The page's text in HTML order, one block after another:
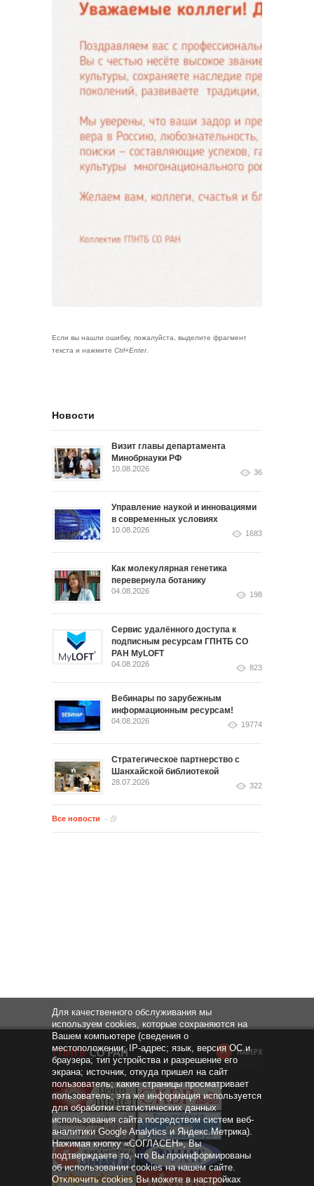
Если вы нашли ошибку, пожалуйста, выделите фрагмент
текста и нажмите Ctrl+Enter.
Новости
Визит главы департамента
Минобрнауки РФ
10.08.2026 36
Управление наукой и инновациями
в современных условиях
10.08.2026 1683
Как молекулярная генетика
перевернула ботанику
04.08.2026 198
Сервис удалённого доступа к
подписным ресурсам ГПНТБ СО
РАН MyLOFT
04.08.2026 823
Вебинары по зарубежным
информационным ресурсам!
04.08.2026 19774
Стратегическое партнерство с
Шанхайской библиотекой
28.07.2026 322
Все новости
НАВЕРХ
Для качественного обслуживания мы
используем cookies, которые сохраняются на
Вашем компьютере (сведения о
местоположении; IP-адрес; язык, версия ОС и
браузера; тип устройства и разрешение его
экрана; источник, откуда пришел на сайт
пользователь; какие страницы просматривает
пользователь; эта же информация используется
для обработки статистических данных
использования сайта посредством систем веб-
аналитики Google Analytics и Яндекс.Метрика).
Нажимая кнопку «СОГЛАСЕН», Вы
подтверждаете то, что Вы проинформированы
об использовании cookies на нашем сайте.
Отключить cookies Вы можете в настройках